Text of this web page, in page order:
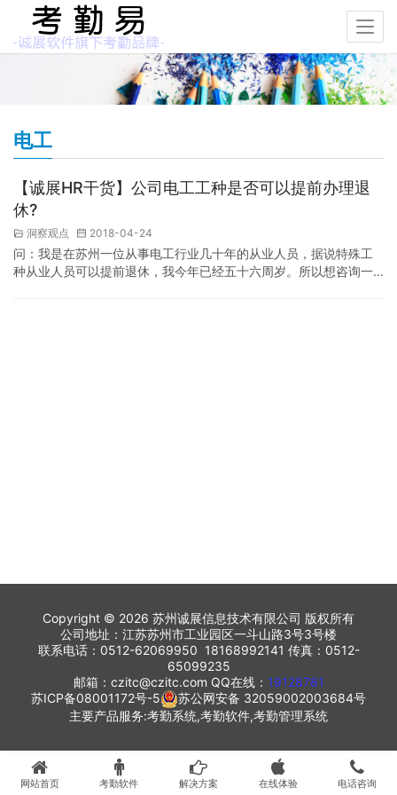
电工
【诚展HR干货】公司电工工种是否可以提前办理退
休?
洞察观点 2018-04-24
问：我是在苏州一位从事电工行业几十年的从业人员，据说特殊工
种从业人员可以提前退休，我今年已经五十六周岁。所以想咨询一
Copyright © 2026 苏州诚展信息技术有限公司 版权所有
公司地址：江苏苏州市工业园区一斗山路3号3号楼
联系电话：0512-62069950 18168992141 传真：0512-
65099235
邮箱：czitc@czitc.com QQ在线： 19128781
苏ICP备08001172号-5
苏公网安备 32059002003684号
主要产品服务:考勤系统,考勤软件,考勤管理系统
网站首页 考勤软件 解决方案 在线体验 电话咨询